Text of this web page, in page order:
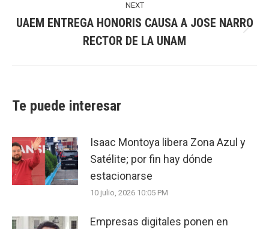
NEXT
post:
UAEM ENTREGA HONORIS CAUSA A JOSE NARRO
RECTOR DE LA UNAM
Te puede interesar
Isaac Montoya libera Zona Azul y
Satélite; por fin hay dónde
estacionarse
10 julio, 2026 10:05 PM
Empresas digitales ponen en